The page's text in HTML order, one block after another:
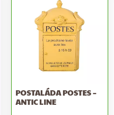
POSTALÁDA POSTES –
ANTIC LINE